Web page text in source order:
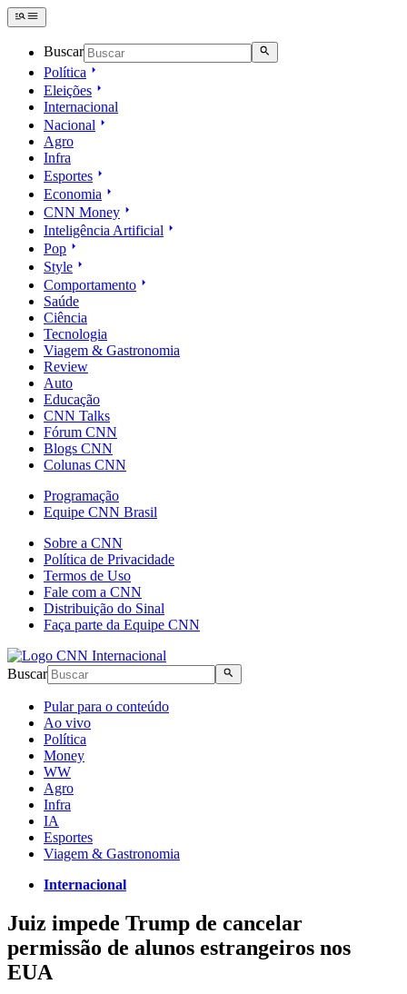
Buscar
Política
Eleições
Internacional
Nacional
Agro
Infra
Esportes
Economia
CNN Money
Inteligência Artificial
Pop
Style
Comportamento
Saúde
Ciência
Tecnologia
Viagem & Gastronomia
Review
Auto
Educação
CNN Talks
Fórum CNN
Blogs CNN
Colunas CNN
Programação
Equipe CNN Brasil
Sobre a CNN
Política de Privacidade
Termos de Uso
Fale com a CNN
Distribuição do Sinal
Faça parte da Equipe CNN
Buscar
Pular para o conteúdo
Ao vivo
Política
Money
WW
Agro
Infra
IA
Esportes
Viagem & Gastronomia
Internacional
Juiz impede Trump de cancelar
permissão de alunos estrangeiros nos
EUA